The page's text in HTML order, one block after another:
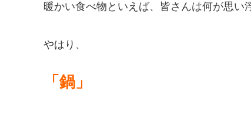
暖かい食べ物といえば、皆さんは何が思い
やはり、
「鍋」